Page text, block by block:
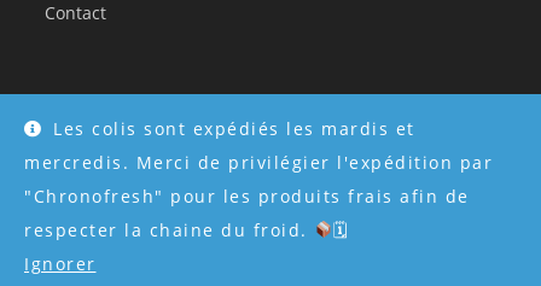
Les colis sont expédiés les mardis et
mercredis. Merci de privilégier l'expédition par
"Chronofresh" pour les produits frais afin de
respecter la chaine du froid.
🗓
Ignorer
Contact